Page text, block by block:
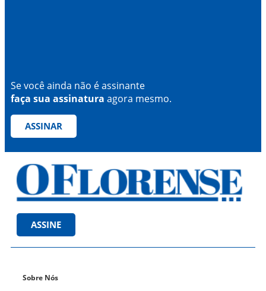
Se você ainda não é assinante
faça sua assinatura agora mesmo.
ASSINAR
ASSINE
Sobre Nós